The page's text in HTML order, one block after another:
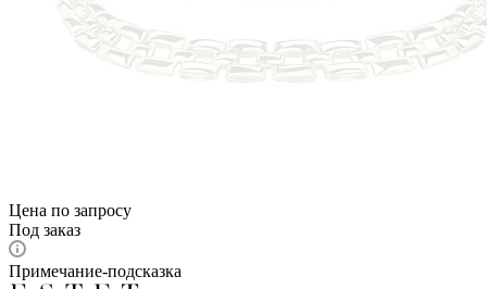
Цена по запросу
Под заказ
Примечание-подсказка